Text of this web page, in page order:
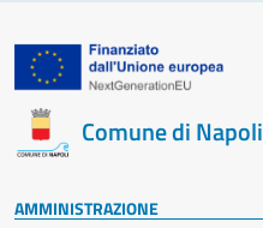
Comune di Napoli
AMMINISTRAZIONE